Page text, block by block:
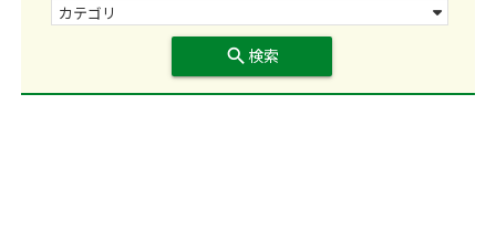
search 検索